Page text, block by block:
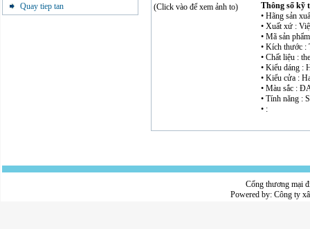
Quay tiep tan
(Click vào để xem ảnh to)
Thông số kỹ
• Hãng sản
• Xuất xứ :
• Mã sản
• Kích thước :
• Chất liệu :
• Kiểu dáng :
• Kiểu cửa :
• Màu sắc :
• Tính năng :
• :
Cổng thương mại
Powered by: Công ty